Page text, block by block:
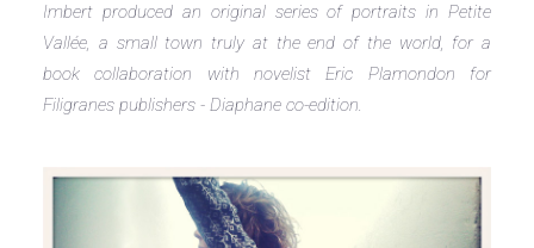
Imbert produced an original series of portraits in Petite
Vallée, a small town truly at the end of the world, for a
book collaboration with novelist Eric Plamondon for
Filigranes publishers - Diaphane co-edition.